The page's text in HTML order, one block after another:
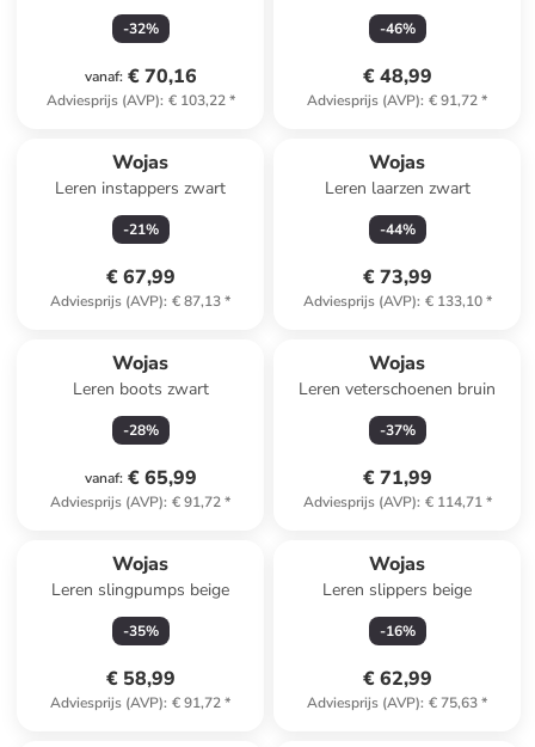
-32%
vanaf: € 70,16
Adviesprijs (AVP): € 103,22*
-46%
€ 48,99
Adviesprijs (AVP): € 91,72*
Wojas
Leren instappers zwart
-21%
€ 67,99
Adviesprijs (AVP): € 87,13*
Wojas
Leren laarzen zwart
-44%
€ 73,99
Adviesprijs (AVP): € 133,10*
Wojas
Leren boots zwart
-28%
vanaf: € 65,99
Adviesprijs (AVP): € 91,72*
Wojas
Leren veterschoenen bruin
-37%
€ 71,99
Adviesprijs (AVP): € 114,71*
Wojas
Leren slingpumps beige
-35%
€ 58,99
Adviesprijs (AVP): € 91,72*
Wojas
Leren slippers beige
-16%
€ 62,99
Adviesprijs (AVP): € 75,63*